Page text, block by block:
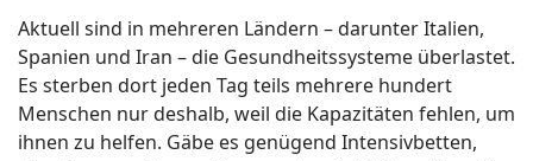
Aktuell sind in mehreren Ländern – darunter Italien,
Spanien und Iran – die Gesundheitssysteme überlastet.
Es sterben dort jeden Tag teils mehrere hundert
Menschen nur deshalb, weil die Kapazitäten fehlen, um
ihnen zu helfen. Gäbe es genügend Intensivbetten,